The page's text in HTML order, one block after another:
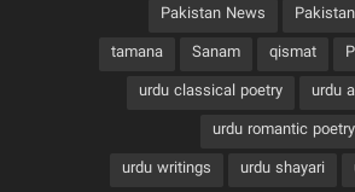
Pakistan News
qismat
Sanam
tamana
urdu
urdu classical poetry
urdu romantic poetry
urdu shayari
urdu writings